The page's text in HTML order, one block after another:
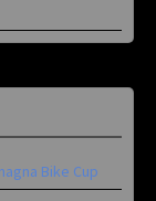
Bike Cup